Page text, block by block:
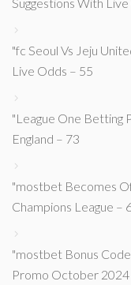
"fc Seoul Vs Jeju
Live Odds – 55
"League One Betting
England – 73
"mostbet Becomes
Champions League –
"mostbet Bonus
Promo October 2024